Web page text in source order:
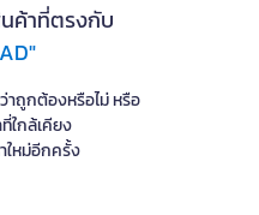
ค้าที่ตรงกับ
ถูกต้องหรือไม่ หรือ
ใกล้เคียง
หม่อีกครั้ง